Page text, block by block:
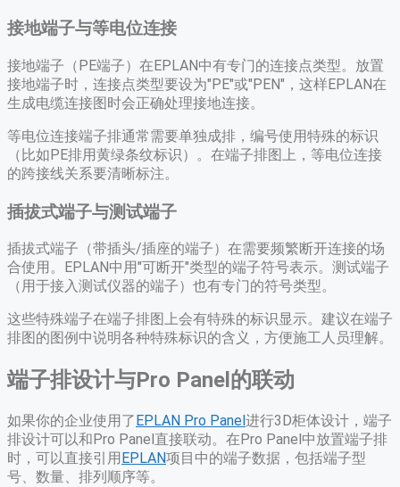
接地端子与等电位连接
接地端子（PE端子）在EPLAN中有专门的连接点类型。放置
接地端子时，连接点类型要设为"PE"或"PEN"，这样EPLAN在
生成电缆连接图时会正确处理接地连接。
等电位连接端子排通常需要单独成排，编号使用特殊的标识
（比如PE排用黄绿条纹标识）。在端子排图上，等电位连接
的跨接线关系要清晰标注。
插拔式端子与测试端子
插拔式端子（带插头/插座的端子）在需要频繁断开连接的场
合使用。EPLAN中用"可断开"类型的端子符号表示。测试端子
（用于接入测试仪器的端子）也有专门的符号类型。
这些特殊端子在端子排图上会有特殊的标识显示。建议在端子
排图的图例中说明各种特殊标识的含义，方便施工人员理解。
端子排设计与Pro Panel的联动
如果你的企业使用了 EPLAN Pro Panel 进行3D柜体设计，端子
排设计可以和Pro Panel直接联动。在Pro Panel中放置端子排
时，可以直接引用 EPLAN项目中的端子数据，包括端子型
号、数量、排列顺序等。